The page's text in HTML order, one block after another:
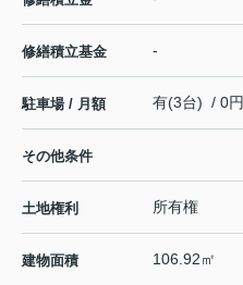
修繕積立基金 -
駐車場 / 月額 有(3台) / 0円
その他条件
土地権利 所有権
建物面積 106.92㎡